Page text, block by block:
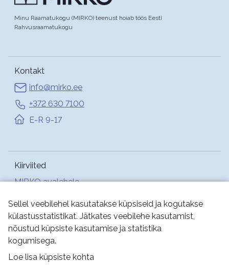
Sellel veebilehel kasutatakse küpsiseid ja kogutakse
külastusstatistikat. Jätkates veebilehe kasutamist,
nõustud küpsiste kasutamise ja statistika
kogumisega.
Loe lisa küpsiste kohta
Minu Raamatukogu (MIRKO) teenust hoiab töös Eesti
Rahvusraamatukogu
Kontakt
info@mirko.ee
+372 630 7100
E-R 9-17
Kiirviited
MIRKO avalehele
Abi
Jälgi meid:
Kasutustingimused Küpsised